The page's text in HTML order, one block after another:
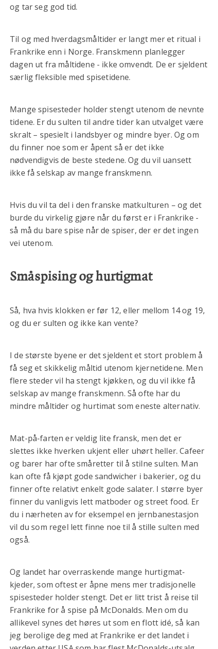
og tar seg god tid.
Til og med hverdagsmåltider er langt mer et ritual i
Frankrike enn i Norge. Franskmenn planlegger
dagen ut fra måltidene - ikke omvendt. De er sjeldent
særlig fleksible med spisetidene.
Mange spisesteder holder stengt utenom de nevnte
tidene. Er du sulten til andre tider kan utvalget være
skralt – spesielt i landsbyer og mindre byer. Og om
du finner noe som er åpent så er det ikke
nødvendigvis de beste stedene. Og du vil uansett
ikke få selskap av mange franskmenn.
Hvis du vil ta del i den franske matkulturen – og det
burde du virkelig gjøre når du først er i Frankrike -
så må du bare spise når de spiser, der er det ingen
vei utenom.
Småspising og hurtigmat
Så, hva hvis klokken er før 12, eller mellom 14 og 19,
og du er sulten og ikke kan vente?
I de største byene er det sjeldent et stort problem å
få seg et skikkelig måltid utenom kjernetidene. Men
flere steder vil ha stengt kjøkken, og du vil ikke få
selskap av mange franskmenn. Så ofte har du
mindre måltider og hurtimat som eneste alternativ.
Mat-på-farten er veldig lite fransk, men det er
slettes ikke hverken ukjent eller uhørt heller. Cafeer
og barer har ofte småretter til å stilne sulten. Man
kan ofte få kjøpt gode sandwicher i bakerier, og du
finner ofte relativt enkelt gode salater. I større byer
finner du vanligvis lett matboder og street food. Er
du i nærheten av for eksempel en jernbanestasjon
vil du som regel lett finne noe til å stille sulten med
også.
Og landet har overraskende mange hurtigmat-
kjeder, som oftest er åpne mens mer tradisjonelle
spisesteder holder stengt. Det er litt trist å reise til
Frankrike for å spise på McDonalds. Men om du
allikevel synes det høres ut som en flott idé, så kan
jeg berolige deg med at Frankrike er det landet i